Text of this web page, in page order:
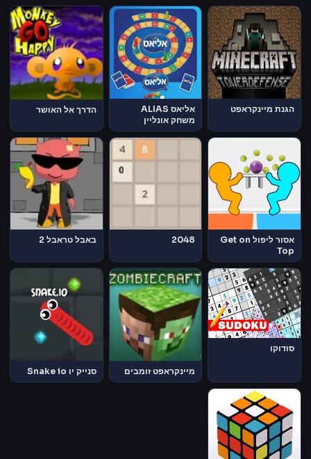
הגנת מיינקראפט
אליאס ALIAS
משחק אונליין
הדרך אל האושר
אסור ליפול Get on
Top
2048 באבל טראבל 2
סודוקו
מיינקראפט זומבים סנייק יו Snake io